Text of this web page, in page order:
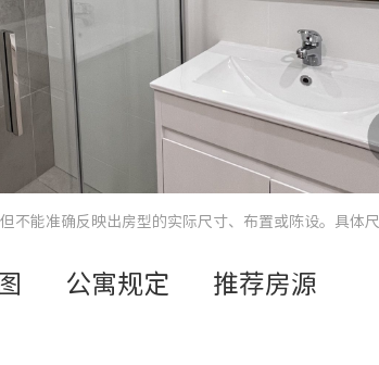
不能准确反映出房型的实际尺寸、布置或陈设。具体
公寓规定 推荐房源